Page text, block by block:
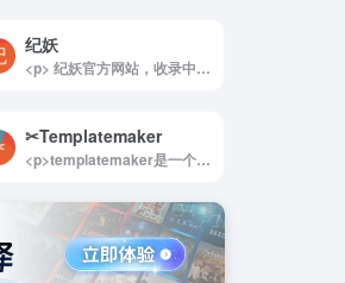
纪妖
<p> 纪妖官方网站，收录中华上下具有历史意义的怪力乱神文化，包括但不仅限于妖，怪，神，魔，鬼，精，仙等，纪妖网带你了解古今中外不同的文化知识。 </p>
✂Templatemaker ︎
<p>templatemaker是一个提供在线免费纸盒模型下载和制作方法的网站，旨在帮助用户轻松制作各种纸盒。该平台的纸盒种类繁多，涵盖了从简单的礼品盒到复杂的包装设计，满足不同需求的用户。制作这些纸盒所需的原材料非常简单，仅需剪刀、硬纸板和胶水，便可以开始创作。</p><p>在templatemaker上，用户可以免费创建和下载自定义尺寸的纸艺和包装模板。网站提供了多种模板类型，适用于纸工艺、包装、包装设计、学习材料以及装饰等多个领域。无论是想要为特别的场合制作独特的礼物包装，还是需要设计学习材料的教师，templatemaker都能提供丰富的资源和灵感。此外，用户无需注册即可直接使用和下载模板，极大地方便了用户的体验。</p><p>推荐使用templatemaker的理由在于，它不仅提供了丰富的纸盒设计选择，还鼓励用户发挥创意，制作个性化的纸艺作品。无论是家庭手工爱好者、学生还是教师，都能在这个平台上找到适合自己的项目。通过简单的操作和易于理解的制作方法，用户可以在家中享受DIY的乐趣，创造出独特的纸盒作品。</p><p>总之，templatemaker是一个理想的在线资源，适合所有对纸艺和包装设计感兴趣的人。无论是初学者还是经验丰富的手工艺者，都能在这里找到灵感和实用的工具，轻松实现自己的创意。</p><img decoding="async" data-src="//www.40000.net/wp-content/uploads/2024/12/20241215075505-675e8b59b286c.webp" src="https://www.40000.net/wp-content/themes/onenav/images/t.png" alt="✂Templatemaker ︎">